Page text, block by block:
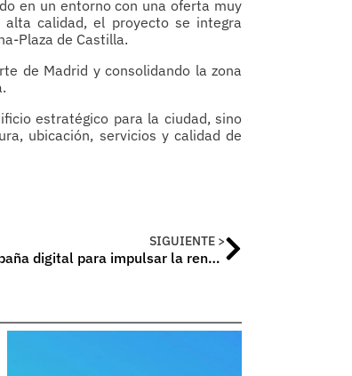
en un entorno con una oferta muy
calidad, el proyecto se integra
Plaza de Castilla.
de Madrid y consolidando la zona
estratégico para la ciudad, sino
ubicación, servicios y calidad de
SIGUIENTE >
VEKA lanza una campaña digital para impulsar la renovación de ventanas en hogares